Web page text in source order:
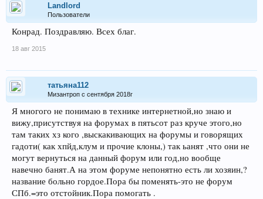
Landlord
Пользователи
Конрад. Поздравляю. Всех благ.
18 авг 2015
татьяна112
Мизантроп с сентября 2018г
Я многого не понимаю в технике интернетной,но знаю и
вижу,присутствуя на форумах в пятьсот раз круче этого,но
там таких хз кого ,выскакивающих на форумы и говорящих
гадоти( как хпйд,клум и прочие клоны,) так ьанят ,что они не
могут вернуться на данный форум или год,но вообще
навечно банят.А на этом форуме непонятно есть ли хозяин,?
название больно гордое.Пора бы поменять-это не форум
СПб.=это отстойник.Пора помогать .